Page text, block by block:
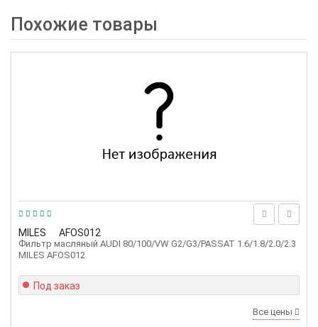
Похожие товары
MILES AFOS012
Фильтр масляный AUDI 80/100/VW G2/G3/PASSAT 1.6/1.8/2.0/2.3
MILES AFOS012
Под заказ
Все цены